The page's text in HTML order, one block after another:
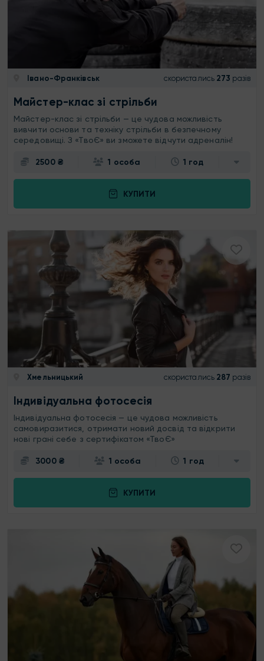
Івано-Франківськ скористались 273 разів
Майстер-клас зі стрільби
Майстер-клас зі стрільби — це чудова можливість
вивчити основи та техніку стрільби в безпечному
середовищі. З «ТвоЄ» ви зможете відчути адреналін!
2500 ₴ 1 особа 1 год
КУПИТИ
Хмельницький скористались 287 разів
Індивідуальна фотосесія
Індивідуальна фотосесія — це чудова можливість
самовиразитися, отримати новий досвід та відкрити
нові грані себе з сертифікатом «ТвоЄ»
3000 ₴ 1 особа 1 год
КУПИТИ